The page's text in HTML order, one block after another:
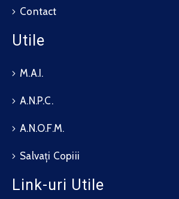
Contact
Utile
M.A.I.
A.N.P.C.
A.N.O.F.M.
Salvați Copiii
Link-uri Utile